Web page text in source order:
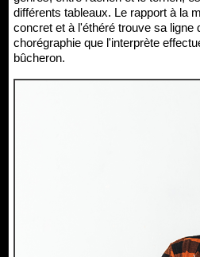
différents tableaux. Le rapport à la
concret et à l'éthéré trouve sa ligne
chorégraphie que l'interprète
bûcheron.